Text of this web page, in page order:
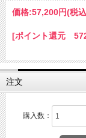
価格:57,200円(税
[ポイント還元
注文
購入数：